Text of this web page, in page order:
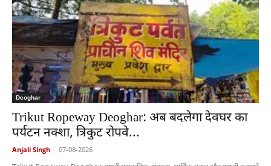
Deoghar
Trikut Ropeway Deoghar: अब बदलेगा देवघर का
पर्यटन नक्शा, त्रिकुट रोपवे...
Anjali Singh - 07-08-2026